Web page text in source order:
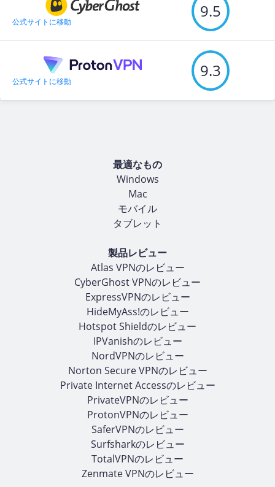
公式サイトに移動
9.5
公式サイトに移動
9.3
最適なもの
Windows
Mac
モバイル
タブレット
製品レビュー
Atlas VPNのレビュー
CyberGhost VPNのレビュー
ExpressVPNのレビュー
HideMyAss!のレビュー
Hotspot Shieldのレビュー
IPVanishのレビュー
NordVPNのレビュー
Norton Secure VPNのレビュー
Private Internet Accessのレビュー
PrivateVPNのレビュー
ProtonVPNのレビュー
SaferVPNのレビュー
Surfsharkのレビュー
TotalVPNのレビュー
Zenmate VPNのレビュー